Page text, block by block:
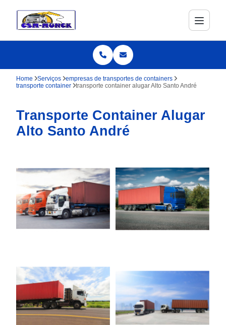
Home Serviços
empresas de transportes de containers
transporte container
transporte container alugar Alto Santo André
Transporte Container Alugar
Alto Santo André